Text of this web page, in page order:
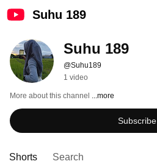
Suhu 189
Suhu 189
@Suhu189
1 video
More about this channel ...more
Subscribe
Shorts Search